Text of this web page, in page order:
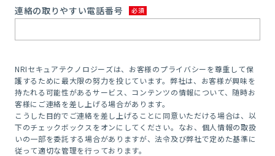
連絡の取りやすい電話番号
NRIセキュアテクノロジーズは、お客様のプライバシーを尊重して保
護するために最大限の努力を投じています。弊社は、お客様が興味を
持たれる可能性があるサービス、コンテンツの情報について、随時お
客様にご連絡を差し上げる場合があります。
こうした目的でご連絡を差し上げることに同意いただける場合は、以
下のチェックボックスをオンにしてください。なお、個人情報の取扱
いの一部を委託する場合がありますが、法令及び弊社で定めた基準に
従って適切な管理を行っております。